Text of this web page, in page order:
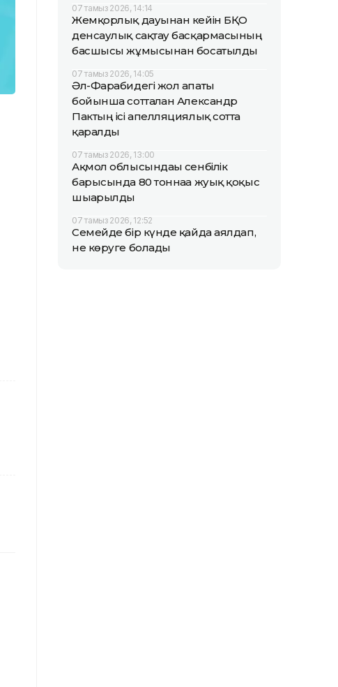
07 тамыз 2026, 14:14
Жемқорлық дауынан кейін БҚО
денсаулық сақтау басқармасының
басшысы жұмысынан босатылды
07 тамыз 2026, 14:05
Әл-Фарабидегі жол апаты
бойынша сотталған Александр
Пактың ісі апелляциялық сотта
қаралды
07 тамыз 2026, 13:00
Ақмол облысындағы сенбілік
барысында 80 тоннаға жуық қоқыс
шығарылды
07 тамыз 2026, 12:52
Семейде бір күнде қайда аялдап,
не көруге болады